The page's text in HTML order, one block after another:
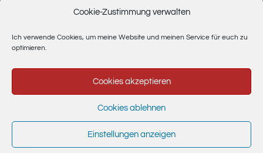
Cookie-Zustimmung verwalten
Ich verwende Cookies, um meine Website und meinen Service für euch zu
optimieren.
Cookies akzeptieren
Cookies ablehnen
Einstellungen anzeigen
zu akzeptieren und diesen Inhalt zu